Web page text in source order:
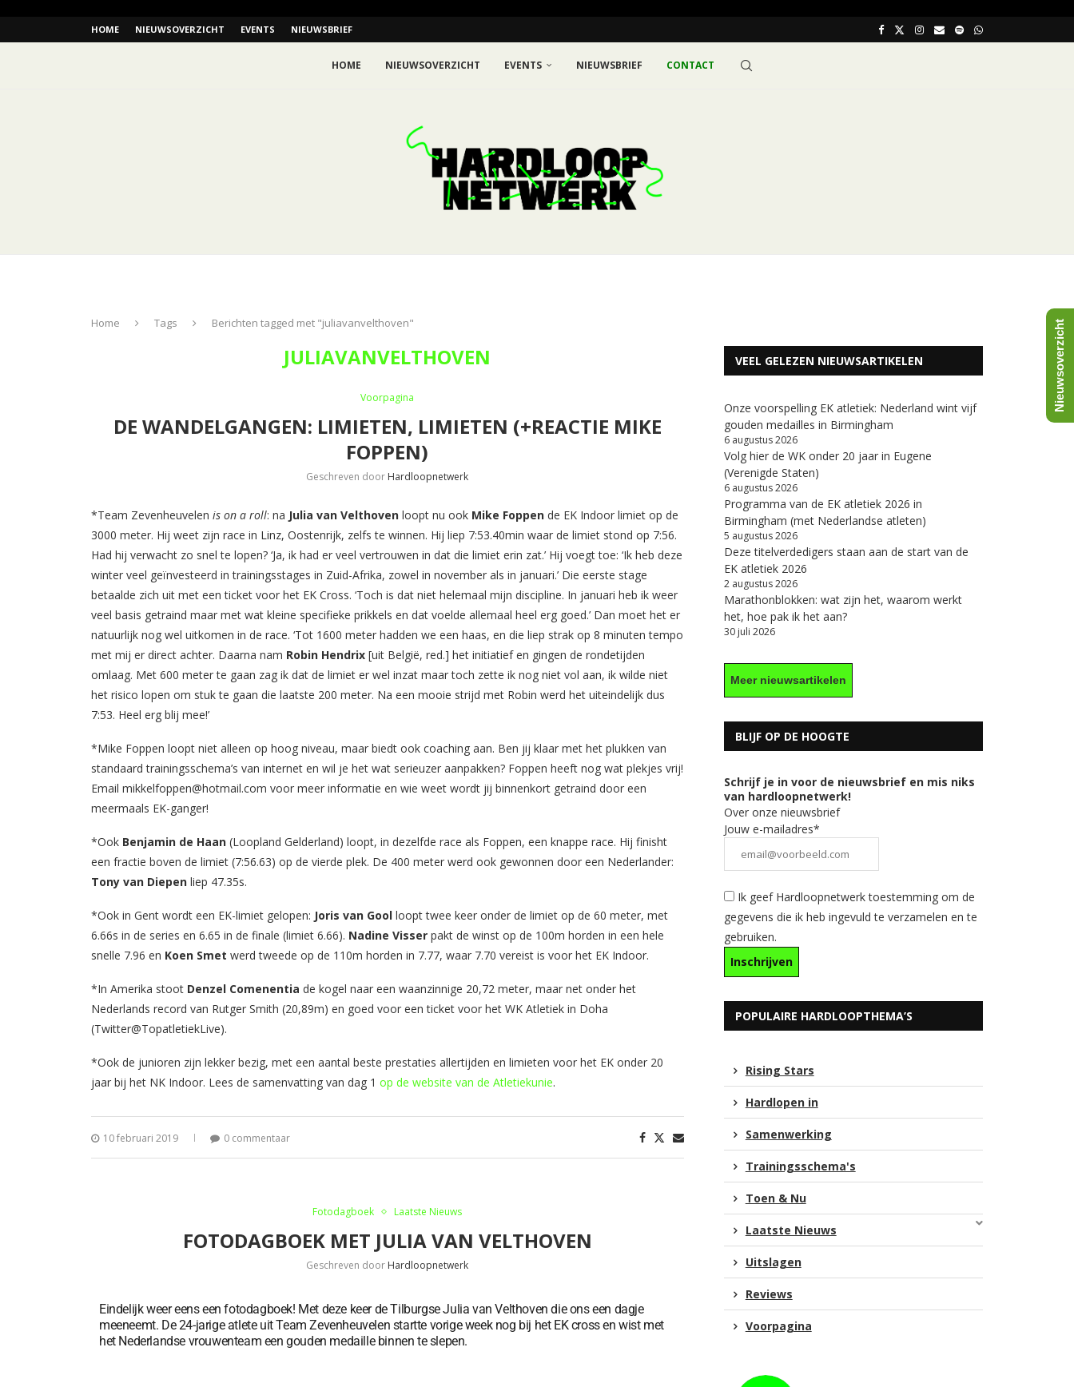
HOME NIEUWSOVERZICHT EVENTS NIEUWSBRIEF
HOME NIEUWSOVERZICHT EVENTS NIEUWSBRIEF CONTACT
Home Tags Berichten tagged met "juliavanvelthoven"
JULIAVANVELTHOVEN
Voorpagina
DE WANDELGANGEN: LIMIETEN, LIMIETEN (+REACTIE MIKE
FOPPEN)
Geschreven door Hardloopnetwerk
*Team Zevenheuvelen is on a roll: na Julia van Velthoven loopt nu ook Mike Foppen de EK Indoor limiet op de
3000 meter. Hij weet zijn race in Linz, Oostenrijk, zelfs te winnen. Hij liep 7:53.40min waar de limiet stond op 7:56.
Had hij verwacht zo snel te lopen? ‘Ja, ik had er veel vertrouwen in dat die limiet erin zat.’ Hij voegt toe: ‘Ik heb deze
winter veel geïnvesteerd in trainingsstages in Zuid-Afrika, zowel in november als in januari.’ Die eerste stage
betaalde zich uit met een ticket voor het EK Cross. ‘Toch is dat niet helemaal mijn discipline. In januari heb ik weer
veel basis getraind maar met wat kleine specifieke prikkels en dat voelde allemaal heel erg goed.’ Dan moet het er
natuurlijk nog wel uitkomen in de race. ‘Tot 1600 meter hadden we een haas, en die liep strak op 8 minuten tempo
met mij er direct achter. Daarna nam Robin Hendrix [uit België, red.] het initiatief en gingen de rondetijden
omlaag. Met 600 meter te gaan zag ik dat de limiet er wel inzat maar toch zette ik nog niet vol aan, ik wilde niet
het risico lopen om stuk te gaan die laatste 200 meter. Na een mooie strijd met Robin werd het uiteindelijk dus
7:53. Heel erg blij mee!’
*Mike Foppen loopt niet alleen op hoog niveau, maar biedt ook coaching aan. Ben jij klaar met het plukken van
standaard trainingsschema’s van internet en wil je het wat serieuzer aanpakken? Foppen heeft nog wat plekjes vrij!
Email mikkelfoppen@hotmail.com voor meer informatie en wie weet wordt jij binnenkort getraind door een
meermaals EK-ganger!
*Ook Benjamin de Haan (Loopland Gelderland) loopt, in dezelfde race als Foppen, een knappe race. Hij finisht
een fractie boven de limiet (7:56.63) op de vierde plek. De 400 meter werd ook gewonnen door een Nederlander:
Tony van Diepen liep 47.35s.
*Ook in Gent wordt een EK-limiet gelopen: Joris van Gool loopt twee keer onder de limiet op de 60 meter, met
6.66s in de series en 6.65 in de finale (limiet 6.66). Nadine Visser pakt de winst op de 100m horden in een hele
snelle 7.96 en Koen Smet werd tweede op de 110m horden in 7.77, waar 7.70 vereist is voor het EK Indoor.
*In Amerika stoot Denzel Comenentia de kogel naar een waanzinnige 20,72 meter, maar net onder het
Nederlands record van Rutger Smith (20,89m) en goed voor een ticket voor het WK Atletiek in Doha
(Twitter@TopatletiekLive).
*Ook de junioren zijn lekker bezig, met een aantal beste prestaties allertijden en limieten voor het EK onder 20
jaar bij het NK Indoor. Lees de samenvatting van dag 1 op de website van de Atletiekunie.
10 februari 2019 0 commentaar
Fotodagboek Laatste Nieuws
FOTODAGBOEK MET JULIA VAN VELTHOVEN
Geschreven door Hardloopnetwerk
Eindelijk weer eens een fotodagboek! Met deze keer de Tilburgse Julia van Velthoven die ons een dagje
meeneemt. De 24-jarige atlete uit Team Zevenheuvelen startte vorige week nog bij het EK cross en wist met
het Nederlandse vrouwenteam een gouden medaille binnen te slepen.
VEEL GELEZEN NIEUWSARTIKELEN
Onze voorspelling EK atletiek: Nederland wint vijf
gouden medailles in Birmingham
6 augustus 2026
Volg hier de WK onder 20 jaar in Eugene
(Verenigde Staten)
6 augustus 2026
Programma van de EK atletiek 2026 in
Birmingham (met Nederlandse atleten)
5 augustus 2026
Deze titelverdedigers staan aan de start van de
EK atletiek 2026
2 augustus 2026
Marathonblokken: wat zijn het, waarom werkt
het, hoe pak ik het aan?
30 juli 2026
Meer nieuwsartikelen
BLIJF OP DE HOOGTE
Schrijf je in voor de nieuwsbrief en mis niks
van hardloopnetwerk!
Over onze nieuwsbrief
Jouw e-mailadres*
Ik geef Hardloopnetwerk toestemming om de
gegevens die ik heb ingevuld te verzamelen en te
gebruiken.
POPULAIRE HARDLOOPTHEMA’S
Rising Stars
Hardlopen in
Samenwerking
Trainingsschema's
Toen & Nu
Laatste Nieuws
Uitslagen
Reviews
Voorpagina
Nieuwsoverzicht